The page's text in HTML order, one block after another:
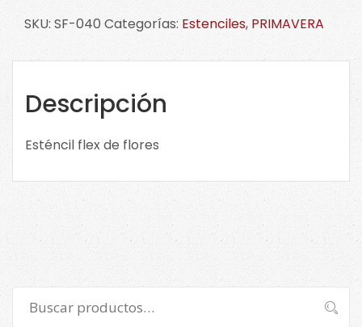
flores
cantidad
SKU: SF-040Categorías: Estenciles, PRIMAVERA
Descripción
Esténcil flex de flores
por:
Buscar